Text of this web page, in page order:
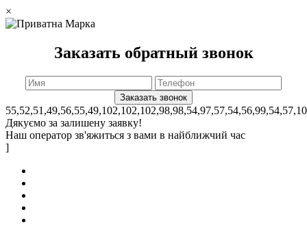
×
Заказать обратный звонок
Дякуємо за залишену заявку!
Наш оператор зв'яжиться з вами в найближчий час
]